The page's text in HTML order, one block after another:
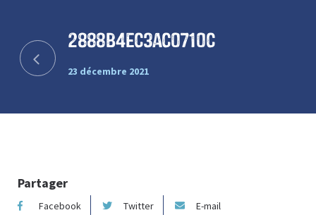
2888b4ec3ac0710c
23 décembre 2021
Partager
Facebook Twitter E-mail